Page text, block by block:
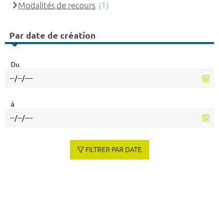
Modalités de recours (1)
Par date de création
Du
à
FILTRER PAR DATE